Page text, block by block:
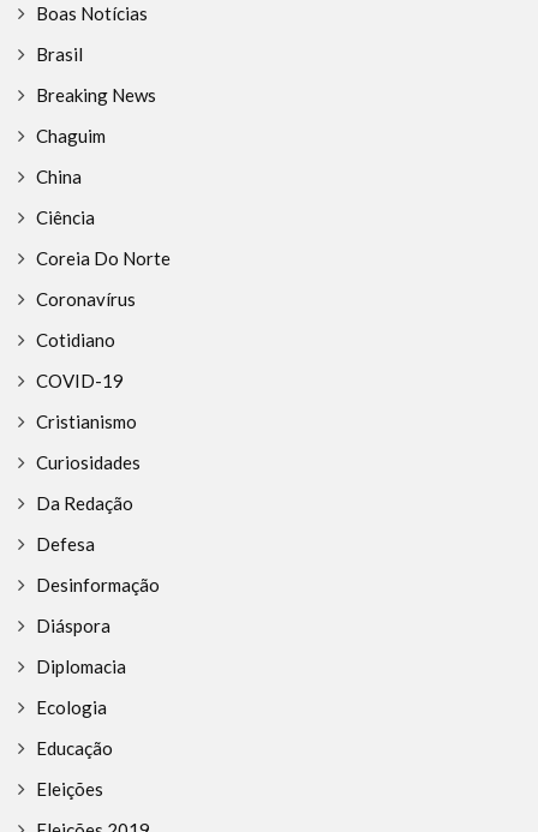
Boas Notícias
Brasil
Breaking News
Chaguim
China
Ciência
Coreia Do Norte
Coronavírus
Cotidiano
COVID-19
Cristianismo
Curiosidades
Da Redação
Defesa
Desinformação
Diáspora
Diplomacia
Ecologia
Educação
Eleições